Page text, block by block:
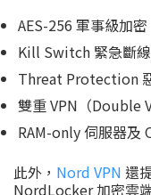
AES-256 軍事級加密
Kill Switch 緊急斷
Threat Protection
雙重 VPN（Double
RAM-only 伺服器及
此外， Nord VPN 還
NordLocker 加密雲